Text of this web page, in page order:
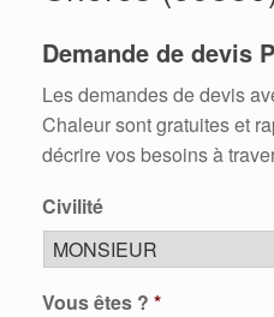
Demande de devis
Les demandes de devis
Chaleur sont gratuites et
décrire vos besoins à
Civilité
Vous êtes ? *